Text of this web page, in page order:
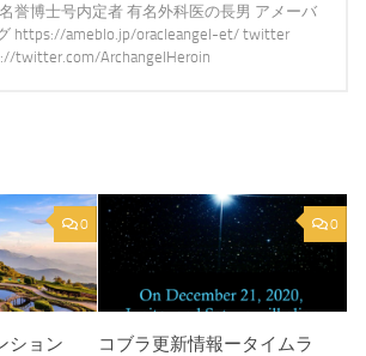
誉博士号内定者 有名外科医の長男 アメーバ
https://ameblo.jp/oracleangel-et/ twitter
twitter.com/ArchangelHeroin
0
ション
0
コブラ更新情報ータイムラ